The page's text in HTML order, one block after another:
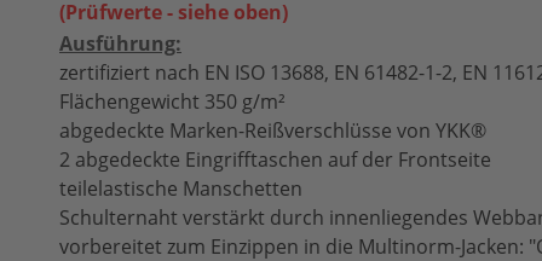
(Prüfwerte - siehe oben)
Ausführung:
zertifiziert nach EN ISO 13688, EN 61482-1-2, EN
Flächengewicht 350 g/m²
abgedeckte Marken-Reißverschlüsse von YKK®
2 abgedeckte Eingrifftaschen auf der Frontseite
teilelastische Manschetten
Schulternaht verstärkt durch innenliegendes
vorbereitet zum Einzippen in die Multinorm-Jacken: